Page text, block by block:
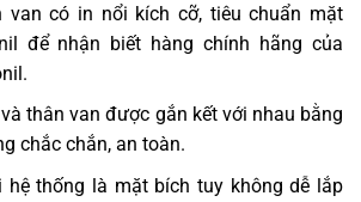
van có in nổi kích cỡ, tiêu chuẩn mặt
để nhận biết hàng chính hãng của
thân van được gắn kết với nhau bằng
chắc chắn, an toàn.
hệ thống là mặt bích tuy không dễ lắp